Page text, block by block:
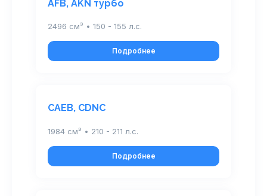
AFB, AKN турбо
2496 см³ • 150 - 155 л.с.
Подробнее
CAEB, CDNC
1984 см³ • 210 - 211 л.с.
Подробнее